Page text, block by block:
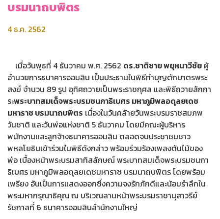
บรมนาถบพิตร
4 ธ.ค. 2562
เมื่อวันพุธที่ 4 ธันวาคม พ.ศ. 2562 ดร.ชาติชาย พยุหนาวีชัย ผู้
อำนวยการธนาคารออมสิน เป็นประธานในพิธีทำบุญตักบาตรพระ
สงฆ์ จำนวน 89 รูป อุทิศถวายเป็นพระราชกุศล และพิธีถวายสักกา
ระพระบาทสมเด็จพระบรมชนกาธิเบศร มหาภูมิพลอดุลยเดช
มหาราช บรมนาถบพิตร เนื่องในวันคล้ายวันพระบรมราชสมภพ
วันชาติ และวันพ่อแห่งชาติ 5 ธันวาคม โดยมีคณะผู้บริหาร
พนักงานและลูกจ้างธนาคารออมสิน ตลอดจนประชาชนชาว
พหลโยธินเข้าร่วมในพิธีดังกล่าว พร้อมร่วมร้องเพลงต้นไม้ของ
พ่อ เบื้องหน้าพระบรมสาทิสลักษณ์ พระบาทสมเด็จพระบรมชนกา
ธิเบศร มหาภูมิพลอดุลยเดชมหาราช บรมนาถบพิตร โดยพร้อม
เพรียง อันเป็นการแสดงออกซึ่งความจงรักภักดีและน้อมรำลึกใน
พระมหากรุณาธิคุณ ณ บริเวณลานหน้าพระบรมราชานุสาวรีย์
รัชกาลที่ 6 ธนาคารออมสินสำนักงานใหญ่